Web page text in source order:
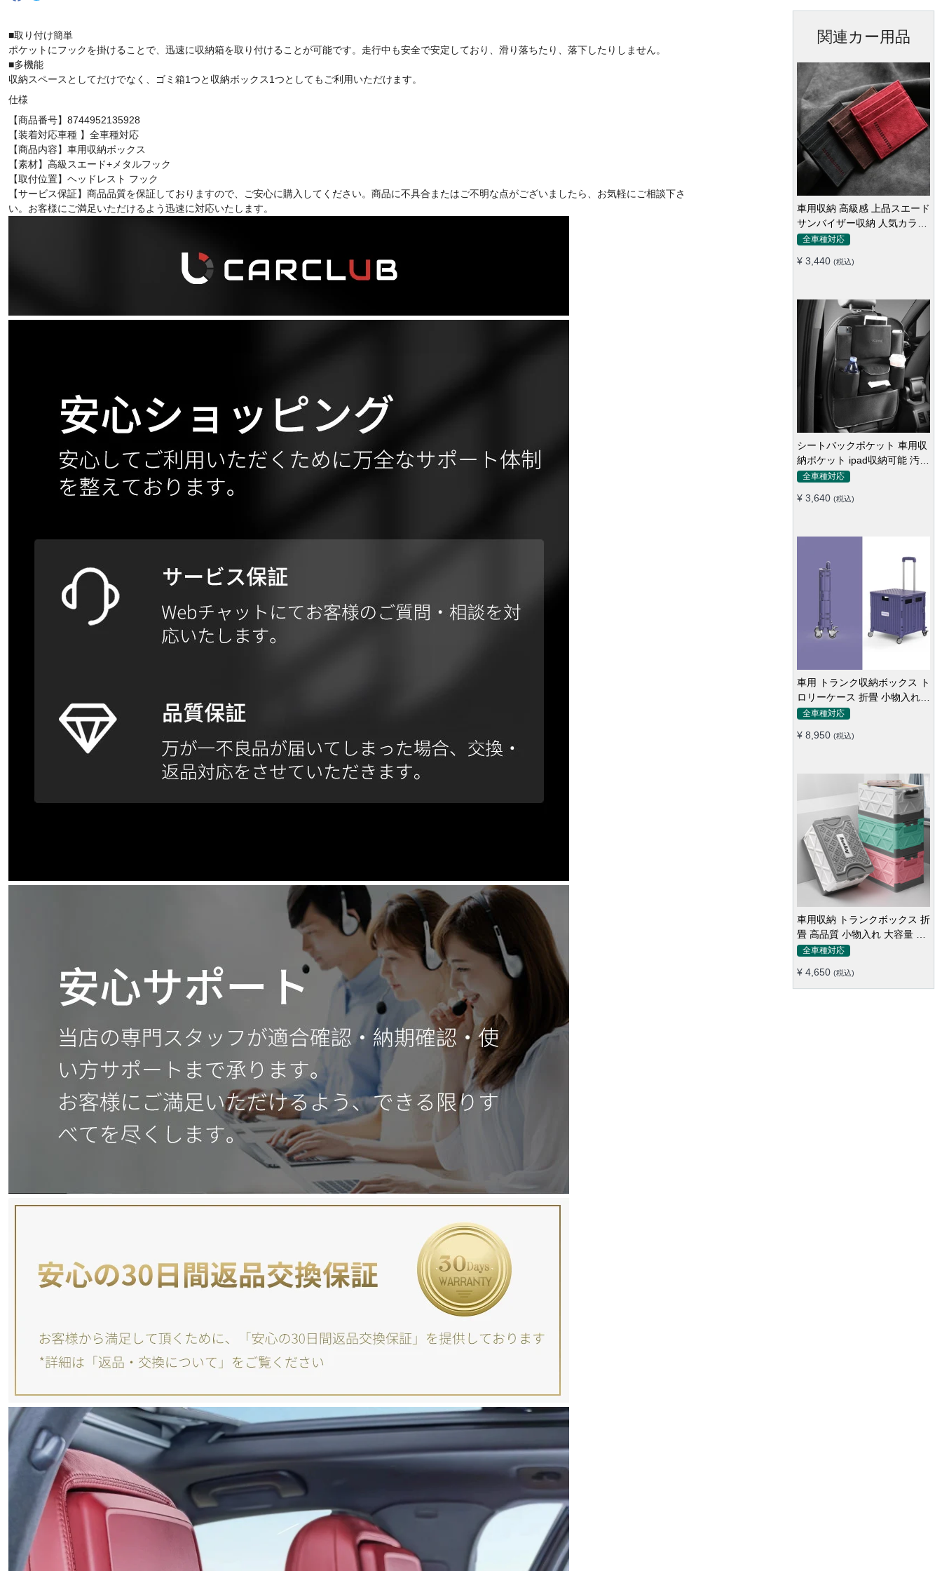
■取り付け簡単
ポケットにフックを掛けることで、迅速に収納箱を取り付けることが可能です。走行中も安全で安定しており、滑り落ちたり、落下したりしません。
■多機能
収納スペースとしてだけでなく、ゴミ箱1つと収納ボックス1つとしてもご利用いただけます。
仕様
【商品番号】8744952135928
【装着対応車種 】全車種対応
【商品内容】車用収納ボックス
【素材】高級スエード+メタルフック
【取付位置】ヘッドレスト フック
【サービス保証】商品品質を保証しておりますので、ご安心に購入してください。商品に不具合またはご不明な点がございましたら、お気軽にご相談下さ
い。お客様にご満足いただけるよう迅速に対応いたします。
関連カー用品
車用収納 高級感 上品スエード
サンバイザー収納 人気カラー
実用 おしゃれ レシート カー
全車種対応
¥ 3,440 (税込)
シートバックポケット 車用収
納ポケット ipad収納可能 汚れ
防止 子供のキック対策
全車種対応
¥ 3,640 (税込)
車用 トランク収納ボックス ト
ロリーケース 折畳 小物入れ
多用 大容量 かわいい 多色 耐
全車種対応
¥ 8,950 (税込)
車用収納 トランクボックス 折
畳 高品質 小物入れ 大容量 多
機能 多色 防水防塵 キャンプ
全車種対応
¥ 4,650 (税込)